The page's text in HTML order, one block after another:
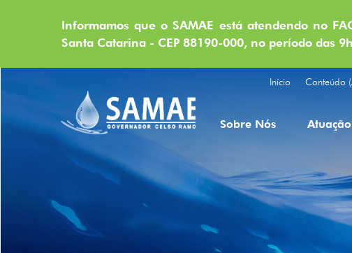
Informamos que o SAMAE está atendendo no
Santa Catarina - CEP 88190-000, no período das
Início Conteúdo
Sobre Nós Atuação